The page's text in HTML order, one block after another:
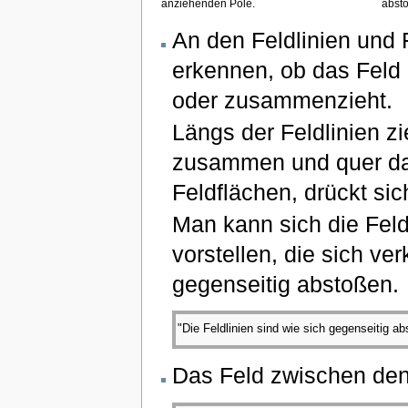
anziehenden Pole.
An den Feldlinien und
erkennen, ob das
oder zusammenzieht.
Längs der Feldlinien
zusammen und quer
Feldflächen, drückt
Man kann sich die
vorstellen, die sich
gegenseitig abstoßen.
"Die Feldlinien sind wie sich gegenseitig
Das Feld zwischen